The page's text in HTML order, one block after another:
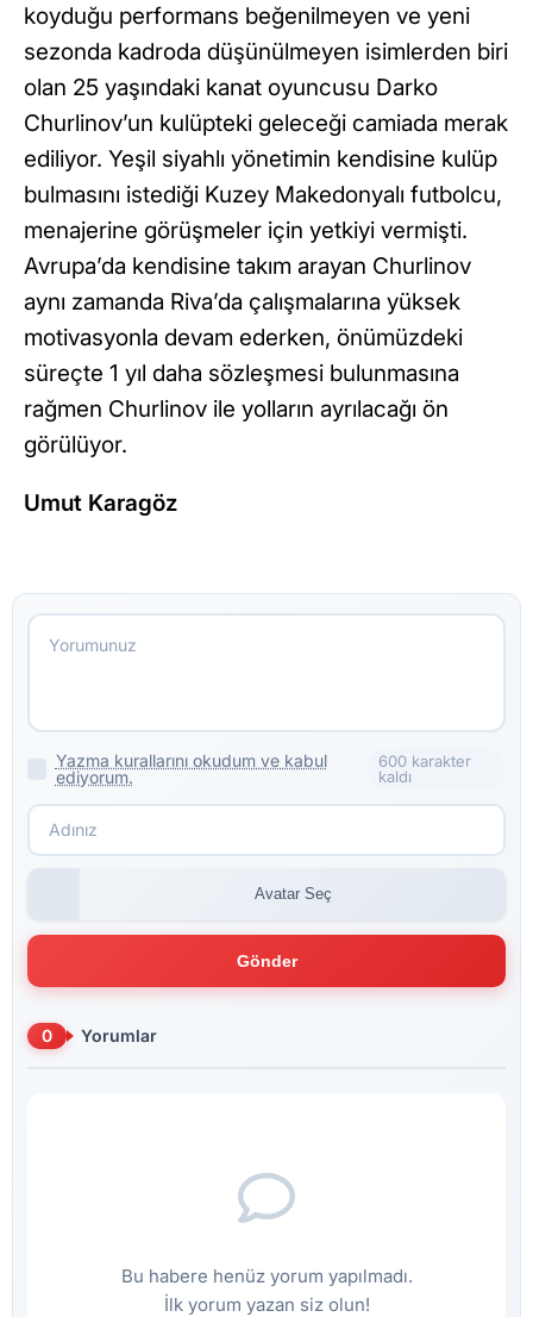
koyduğu performans beğenilmeyen ve yeni
sezonda kadroda düşünülmeyen isimlerden biri
olan 25 yaşındaki kanat oyuncusu Darko
Churlinov’un kulüpteki geleceği camiada merak
ediliyor. Yeşil siyahlı yönetimin kendisine kulüp
bulmasını istediği Kuzey Makedonyalı futbolcu,
menajerine görüşmeler için yetkiyi vermişti.
Avrupa’da kendisine takım arayan Churlinov
aynı zamanda Riva’da çalışmalarına yüksek
motivasyonla devam ederken, önümüzdeki
süreçte 1 yıl daha sözleşmesi bulunmasına
rağmen Churlinov ile yolların ayrılacağı ön
görülüyor.
Umut Karagöz
Yazma kurallarını okudum ve kabul
ediyorum.
600 karakter
kaldı
Avatar Seç
Gönder
0 Yorumlar
Bu habere henüz yorum yapılmadı.
İlk yorum yazan siz olun!